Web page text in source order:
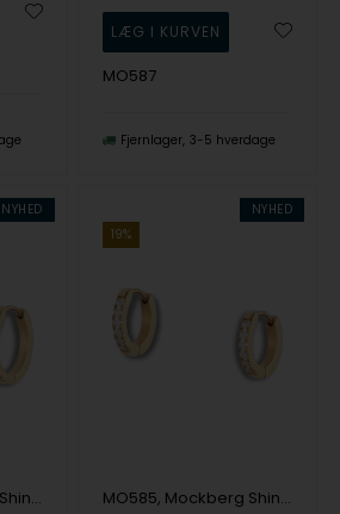
MO587
Fjernlager 3-5 hverdage
NYHED
MO586, Mockberg Shiny Gold Hoops Medium Ørering
NYHED
19%
MO585, Mockberg Shiny Gold Hoops Small Ørering